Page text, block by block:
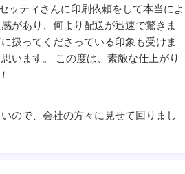
ッティさんに印刷依頼をして本当によ
があり、何より配送が迅速で驚きま
扱ってくださっている印象も受けま
います。 この度は、素敵な仕上がり
ので、会社の方々に見せて回りまし